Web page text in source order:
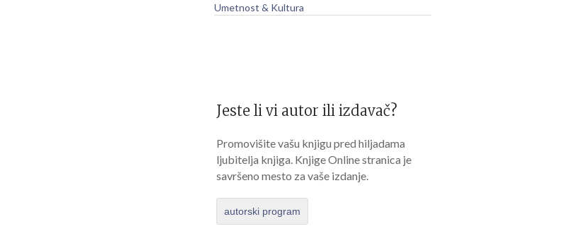
Umetnost & Kultura
Jeste li vi autor ili izdavač?
Promovišite vašu knjigu pred hiljadama
ljubitelja knjiga. Knjige Online stranica je
savršeno mesto za vaše izdanje.
autorski program